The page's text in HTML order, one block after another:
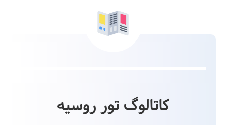
کاتالوگ تور روسیه